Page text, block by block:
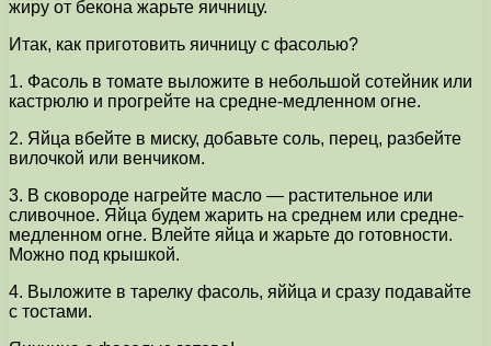
жиру от бекона жарьте яичницу.
Итак, как приготовить яичницу с фасолью?
1. Фасоль в томате выложите в небольшой сотейник или
кастрюлю и прогрейте на средне-медленном огне.
2. Яйца вбейте в миску, добавьте соль, перец, разбейте
вилочкой или венчиком.
3. В сковороде нагрейте масло — растительное или
сливочное. Яйца будем жарить на среднем или средне-
медленном огне. Влейте яйца и жарьте до готовности.
Можно под крышкой.
4. Выложите в тарелку фасоль, яййца и сразу подавайте
с тостами.